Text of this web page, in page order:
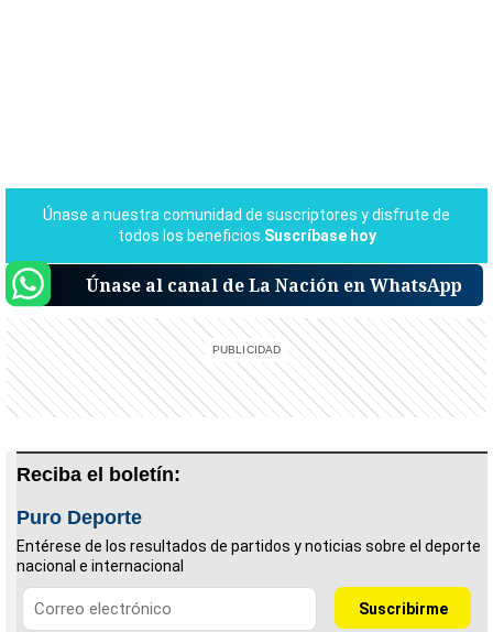
Únase al canal de La Nación en WhatsApp
Reciba el boletín:
Puro Deporte
Entérese de los resultados de partidos y noticias sobre el deporte
nacional e internacional